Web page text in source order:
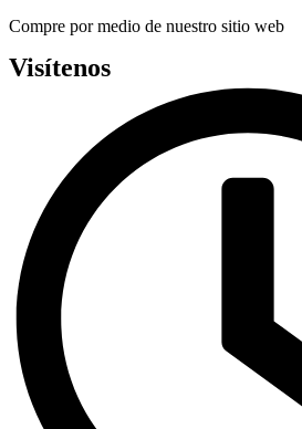
Compre por medio de nuestro sitio web
Visítenos